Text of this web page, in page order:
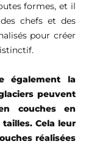
formes, et il
chefs et des
pour créer
également la
peuvent
couches en
Cela leur
réalisées